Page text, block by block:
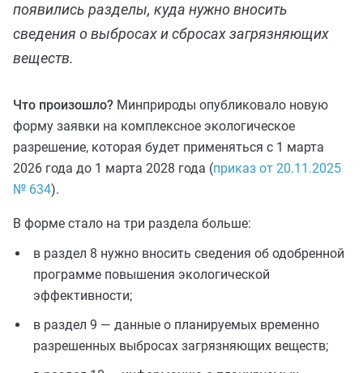
появились разделы, куда нужно вносить
сведения о выбросах и сбросах загрязняющих
веществ.
Что произошло? Минприроды опубликовало новую
форму заявки на комплексное экологическое
разрешение, которая будет применяться с 1 марта
2026 года до 1 марта 2028 года (приказ от 20.11.2025
№ 634).
В форме стало на три раздела больше:
в раздел 8 нужно вносить сведения об одобренной
программе повышения экологической
эффективности;
в раздел 9 — данные о планируемых временно
разрешенных выбросах загрязняющих веществ;